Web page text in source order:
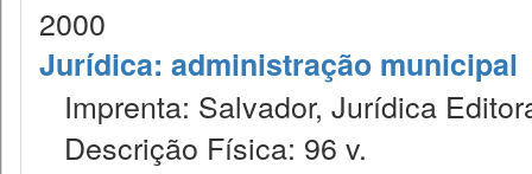
2000
Jurídica: administração municipal
Imprenta: Salvador, Jurídica
Descrição Física: 96 v.